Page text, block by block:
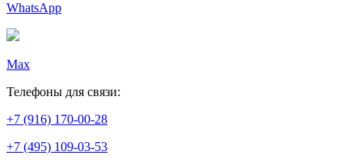
WhatsApp
Max
Телефоны для связи:
+7 (916) 170-00-28
+7 (495) 109-03-53